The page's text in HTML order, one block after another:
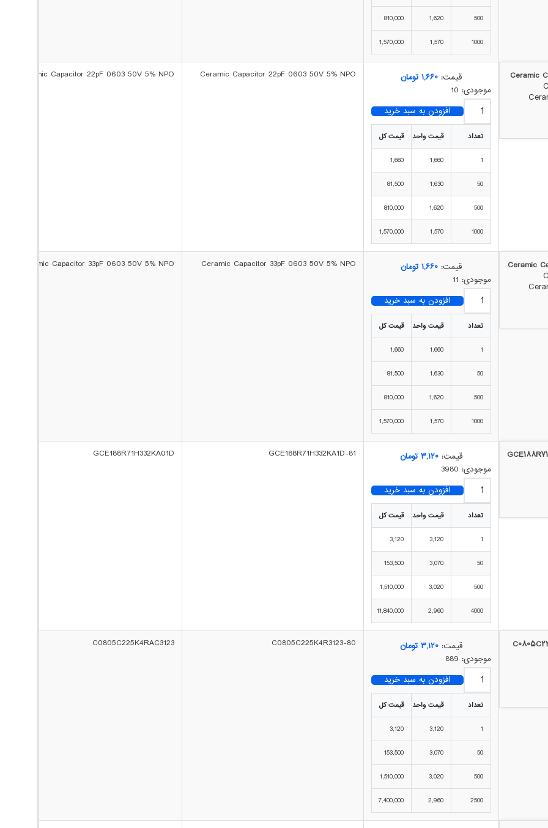
500
1,620
810,000
1000
1,570
1,570,000
قیمت:۱,۶۶۰ تومان
موجودی: 10
افزودن به سبد خرید
تعداد قیمت واحد قیمت کل
1
1,660
1,660
50
1,630
81,500
500
1,620
810,000
1000
1,570
1,570,000
Ceramic Capacitor 22pF 0603 50V 5% NPO
Ceramic Capacitor 22pF 0603 50V 5% NPO
قیمت:۱,۶۶۰ تومان
موجودی: 11
افزودن به سبد خرید
تعداد قیمت واحد قیمت کل
1
1,660
1,660
50
1,630
81,500
500
1,620
810,000
1000
1,570
1,570,000
Ceramic Capacitor 33pF 0603 50V 5% NPO
Ceramic Capacitor 33pF 0603 50V 5% NPO
قیمت:۳,۱۲۰ تومان
موجودی: 3980
افزودن به سبد خرید
تعداد قیمت واحد قیمت کل
1
3,120
3,120
50
3,070
153,500
500
3,020
1,510,000
4000
2,960
11,840,000
81-GCE188R71H332KA1D
GCE188R71H332KA01D
قیمت:۳,۱۲۰ تومان
موجودی: 889
افزودن به سبد خرید
تعداد قیمت واحد قیمت کل
1
3,120
3,120
50
3,070
153,500
500
3,020
1,510,000
2500
2,960
7,400,000
80-C0805C225K4R3123
C0805C225K4RAC3123